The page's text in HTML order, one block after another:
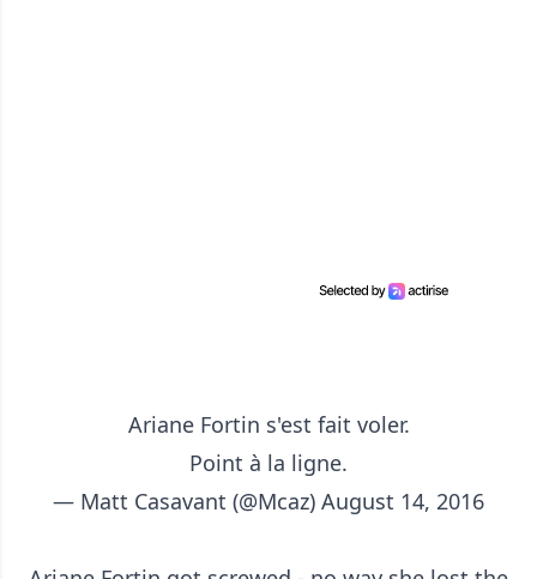
Ariane Fortin s'est fait voler.
Point à la ligne.
— Matt Casavant (@Mcaz) August 14, 2016